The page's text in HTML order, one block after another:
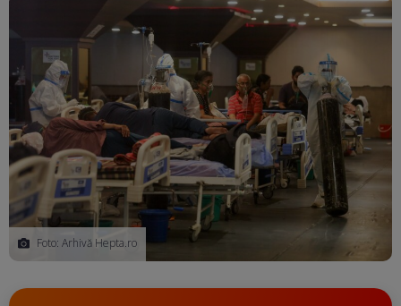
Foto: Arhivă Hepta.ro